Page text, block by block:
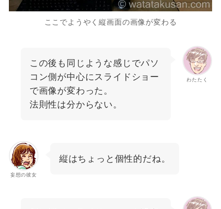
ここでようやく縦画面の画像が変わる
わたたく
この後も同じような感じでパソ
コン側が中心にスライドショー
で画像が変わった。
法則性は分からない。
妄想の彼女
縦はちょっと個性的だね。